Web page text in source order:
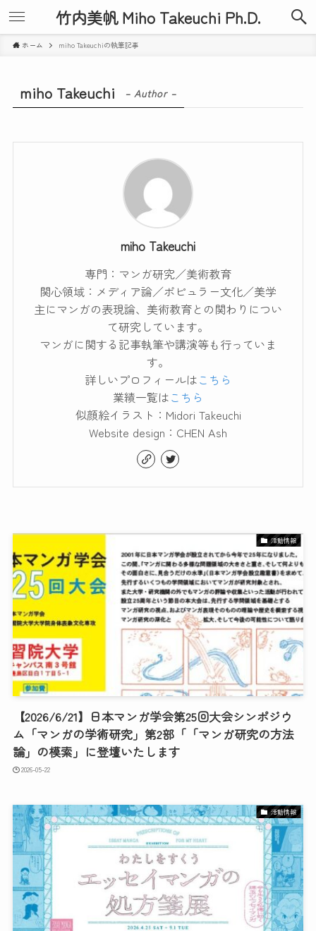
竹内美帆 Miho Takeuchi Ph.D.
ホーム miho Takeuchiの執筆記事
miho Takeuchi – Author –
miho Takeuchi
専門：マンガ研究／美術教育
関心領域：メディア論／ポピュラー文化／美学
主にマンガの表現論、美術教育との関わりについ
て研究しています。
マンガに関する記事執筆や講演等も行っていま
す。
詳しいプロフィールはこちら
業績一覧はこちら
似顔絵イラスト：Midori Takeuchi
Website design：CHEN Ash
活動情報
【2026/6/21】日本マンガ学会第25回大会シンポジウ
ム「マンガの学術研究」第2部「「マンガ研究の方法
論」の模索」に登壇いたします
2026-05-22
活動情報